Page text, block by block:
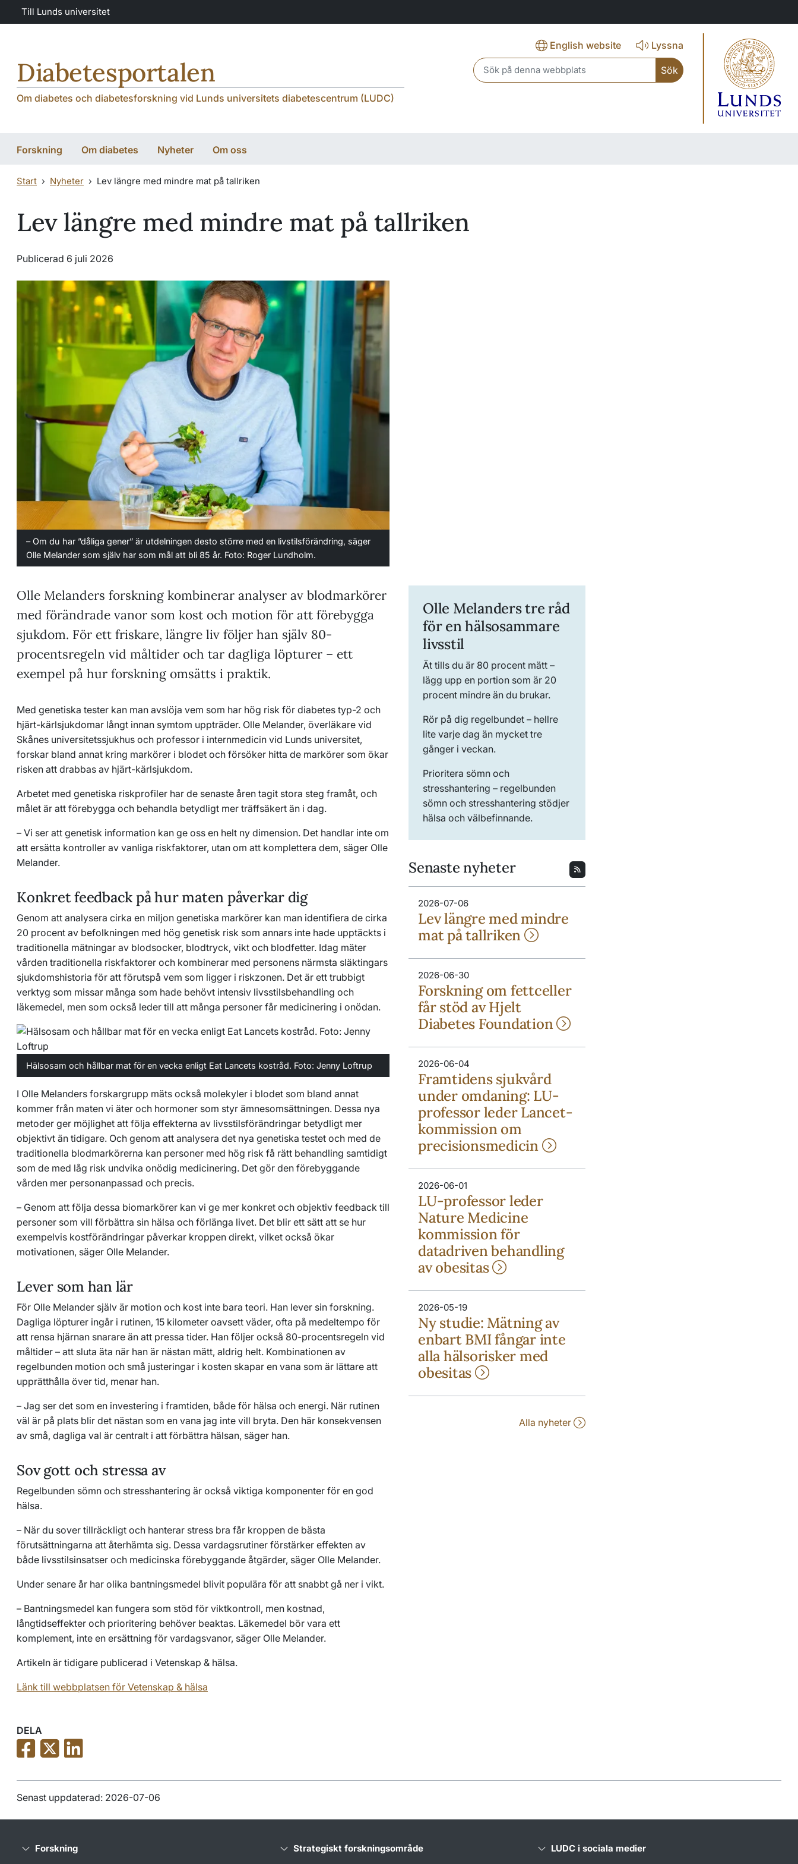
Hoppa till huvudinnehåll
Hoppa till huvudinnehåll
Till Lunds universitet
Diabetesportalen
Om diabetes och diabetesforskning vid Lunds universitets diabetescentrum (LUDC)
English website
Lyssna
Header search
Forskning Om diabetes Nyheter Om oss
Start Nyheter Lev längre med mindre mat på tallriken
Lev längre med mindre mat på tallriken
Publicerad 6 juli 2026
– Om du har ”dåliga gener” är utdelningen desto större med en livstilsförändring, säger
Olle Melander som själv har som mål att bli 85 år. Foto: Roger Lundholm.
Olle Melanders forskning kombinerar analyser av blodmarkörer
med förändrade vanor som kost och motion för att förebygga
sjukdom. För ett friskare, längre liv följer han själv 80-
procentsregeln vid måltider och tar dagliga löpturer – ett
exempel på hur forskning omsätts i praktik.
Med genetiska tester kan man avslöja vem som har hög risk för diabetes typ-2 och
hjärt-kärlsjukdomar långt innan symtom uppträder. Olle Melander, överläkare vid
Skånes universitetssjukhus och professor i internmedicin vid Lunds universitet,
forskar bland annat kring markörer i blodet och försöker hitta de markörer som ökar
risken att drabbas av hjärt-kärlsjukdom.
Arbetet med genetiska riskprofiler har de senaste åren tagit stora steg framåt, och
målet är att förebygga och behandla betydligt mer träffsäkert än i dag.
– Vi ser att genetisk information kan ge oss en helt ny dimension. Det handlar inte om
att ersätta kontroller av vanliga riskfaktorer, utan om att komplettera dem, säger Olle
Melander.
Konkret feedback på hur maten påverkar dig
Genom att analysera cirka en miljon genetiska markörer kan man identifiera de cirka
20 procent av befolkningen med hög genetisk risk som annars inte hade upptäckts i
traditionella mätningar av blodsocker, blodtryck, vikt och blodfetter. Idag mäter
vården traditionella riskfaktorer och kombinerar med personens närmsta släktingars
sjukdomshistoria för att förutspå vem som ligger i riskzonen. Det är ett trubbigt
verktyg som missar många som hade behövt intensiv livsstilsbehandling och
läkemedel, men som också leder till att många personer får medicinering i onödan.
Hälsosam och hållbar mat för en vecka enligt Eat Lancets kostråd. Foto: Jenny Loftrup
I Olle Melanders forskargrupp mäts också molekyler i blodet som bland annat
kommer från maten vi äter och hormoner som styr ämnesomsättningen. Dessa nya
metoder ger möjlighet att följa effekterna av livsstilsförändringar betydligt mer
objektivt än tidigare. Och genom att analysera det nya genetiska testet och med de
traditionella blodmarkörerna kan personer med hög risk få rätt behandling samtidigt
som de med låg risk undvika onödig medicinering. Det gör den förebyggande
vården mer personanpassad och precis.
– Genom att följa dessa biomarkörer kan vi ge mer konkret och objektiv feedback till
personer som vill förbättra sin hälsa och förlänga livet. Det blir ett sätt att se hur
exempelvis kostförändringar påverkar kroppen direkt, vilket också ökar
motivationen, säger Olle Melander.
Lever som han lär
För Olle Melander själv är motion och kost inte bara teori. Han lever sin forskning.
Dagliga löpturer ingår i rutinen, 15 kilometer oavsett väder, ofta på medeltempo för
att rensa hjärnan snarare än att pressa tider. Han följer också 80-procentsregeln vid
måltider – att sluta äta när han är nästan mätt, aldrig helt. Kombinationen av
regelbunden motion och små justeringar i kosten skapar en vana som är lättare att
upprätthålla över tid, menar han.
– Jag ser det som en investering i framtiden, både för hälsa och energi. När rutinen
väl är på plats blir det nästan som en vana jag inte vill bryta. Den här konsekvensen
av små, dagliga val är centralt i att förbättra hälsan, säger han.
Sov gott och stressa av
Regelbunden sömn och stresshantering är också viktiga komponenter för en god
hälsa.
– När du sover tillräckligt och hanterar stress bra får kroppen de bästa
förutsättningarna att återhämta sig. Dessa vardagsrutiner förstärker effekten av
både livsstilsinsatser och medicinska förebyggande åtgärder, säger Olle Melander.
Under senare år har olika bantningsmedel blivit populära för att snabbt gå ner i vikt.
– Bantningsmedel kan fungera som stöd för viktkontroll, men kostnad,
långtidseffekter och prioritering behöver beaktas. Läkemedel bör vara ett
komplement, inte en ersättning för vardagsvanor, säger Olle Melander.
Artikeln är tidigare publicerad i Vetenskap & hälsa.
Länk till webbplatsen för Vetenskap & hälsa
Olle Melanders tre råd
för en hälsosammare
livsstil
Ät tills du är 80 procent mätt –
lägg upp en portion som är 20
procent mindre än du brukar.
Rör på dig regelbundet – hellre
lite varje dag än mycket tre
gånger i veckan.
Prioritera sömn och
stresshantering – regelbunden
sömn och stresshantering stödjer
hälsa och välbefinnande.
Senaste nyheter
2026-07-06
Lev längre med mindre
mat på tallriken
2026-06-30
Forskning om fettceller
får stöd av Hjelt
Diabetes Foundation
2026-06-04
Framtidens sjukvård
under omdaning: LU-
professor leder Lancet-
kommission om
precisionsmedicin
2026-06-01
LU-professor leder
Nature Medicine
kommission för
datadriven behandling
av obesitas
2026-05-19
Ny studie: Mätning av
enbart BMI fångar inte
alla hälsorisker med
obesitas
Alla nyheter
DELA
Senast uppdaterad: 2026-07-06
Forskning Strategiskt forskningsområde LUDC i sociala medier